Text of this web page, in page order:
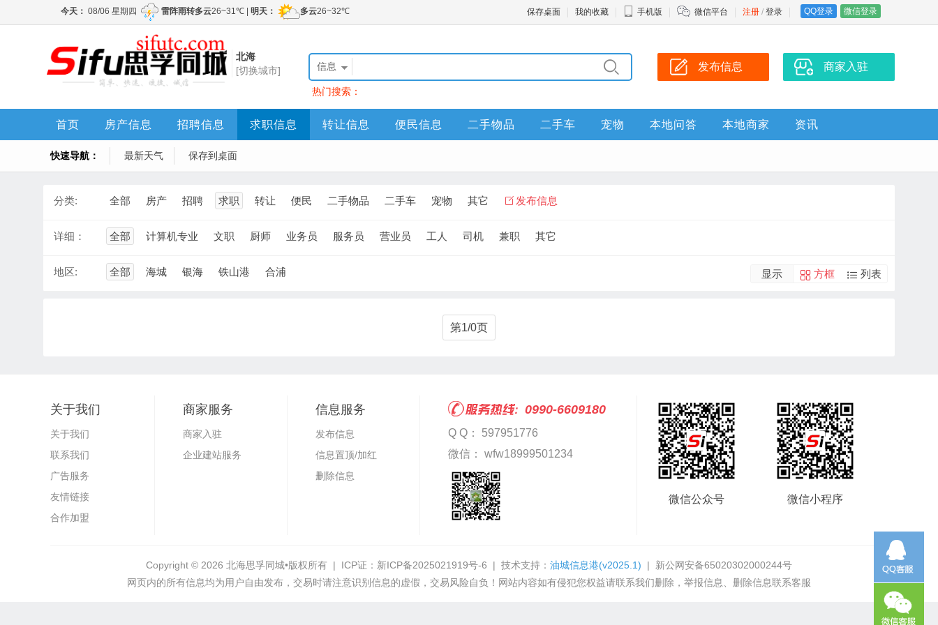
注册 / 登录 QQ登录 微信登录
保存桌面 我的收藏 手机版 微信平台
北海
[切换城市]
信息
热门搜索：
发布信息 商家入驻
首页 房产信息 招聘信息 求职信息 转让信息 便民信息 二手物品 二手车 宠物 本地问答 本地商家 资讯
快速导航： 最新天气 保存到桌面
分类: 全部 房产 招聘 求职 转让 便民 二手物品 二手车 宠物 其它 发布信息
详细： 全部 计算机专业 文职 厨师 业务员 服务员 营业员 工人 司机 兼职 其它
地区: 全部 海城 银海 铁山港 合浦 显示 方框 列表
第1/0页
关于我们
关于我们
联系我们
广告服务
友情链接
合作加盟
商家服务
商家入驻
企业建站服务
信息服务
发布信息
信息置顶/加红
删除信息
0990-6609180
Q Q： 597951776
微信： wfw18999501234
微信公众号 微信小程序
Copyright © 2026 北海思孚同城•版权所有 | ICP证： 新ICP备2025021919号-6 | 技术支持： 油城信息港(v2025.1) | 新公网安备65020302000244号
网页内的所有信息均为用户自由发布，交易时请注意识别信息的虚假，交易风险自负！网站内容如有侵犯您权益请联系我们删除，举报信息、删除信息联系客服